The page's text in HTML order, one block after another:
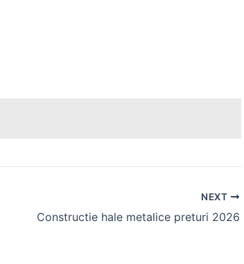
NEXT
Constructie hale metalice preturi 2026